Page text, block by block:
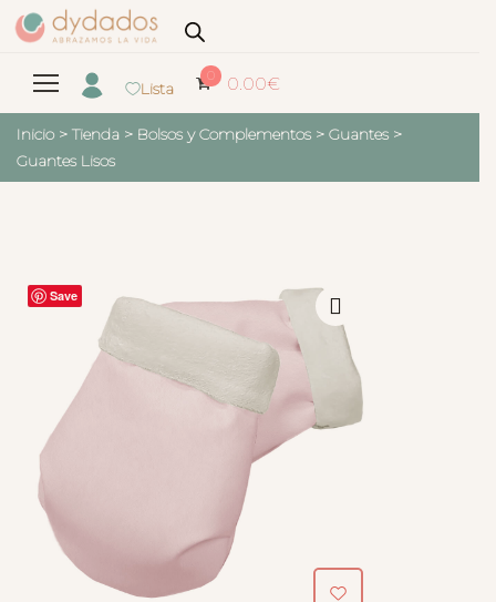
Lista
0 0.00€
Inicio > Tienda > Bolsos y Complementos > Guantes >
Guantes Lisos
Save